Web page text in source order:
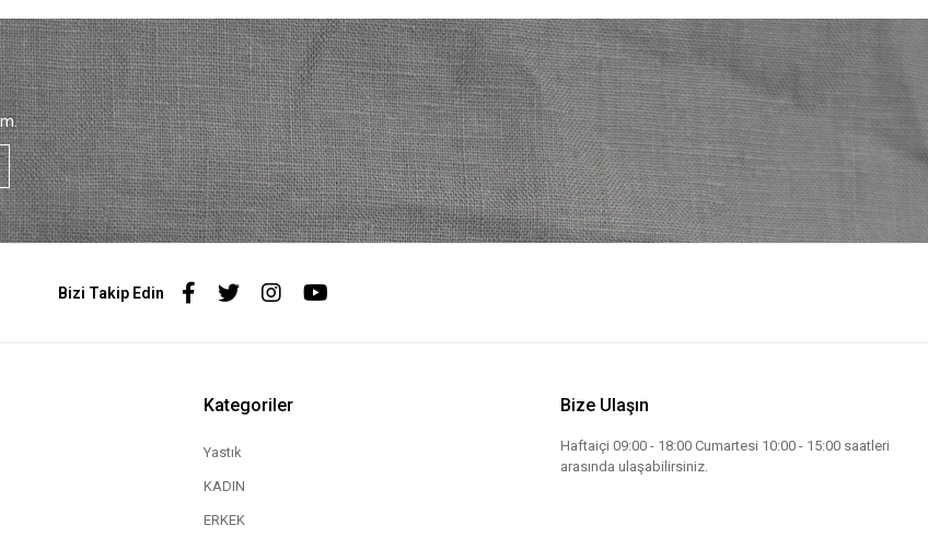
Bizi Takip Edin
Kategoriler
Yastık
KADIN
ERKEK
Bize Ulaşın
Haftaiçi 09:00 - 18:00 Cumartesi 10:00 - 15:00 saatleri
arasında ulaşabilirsiniz.